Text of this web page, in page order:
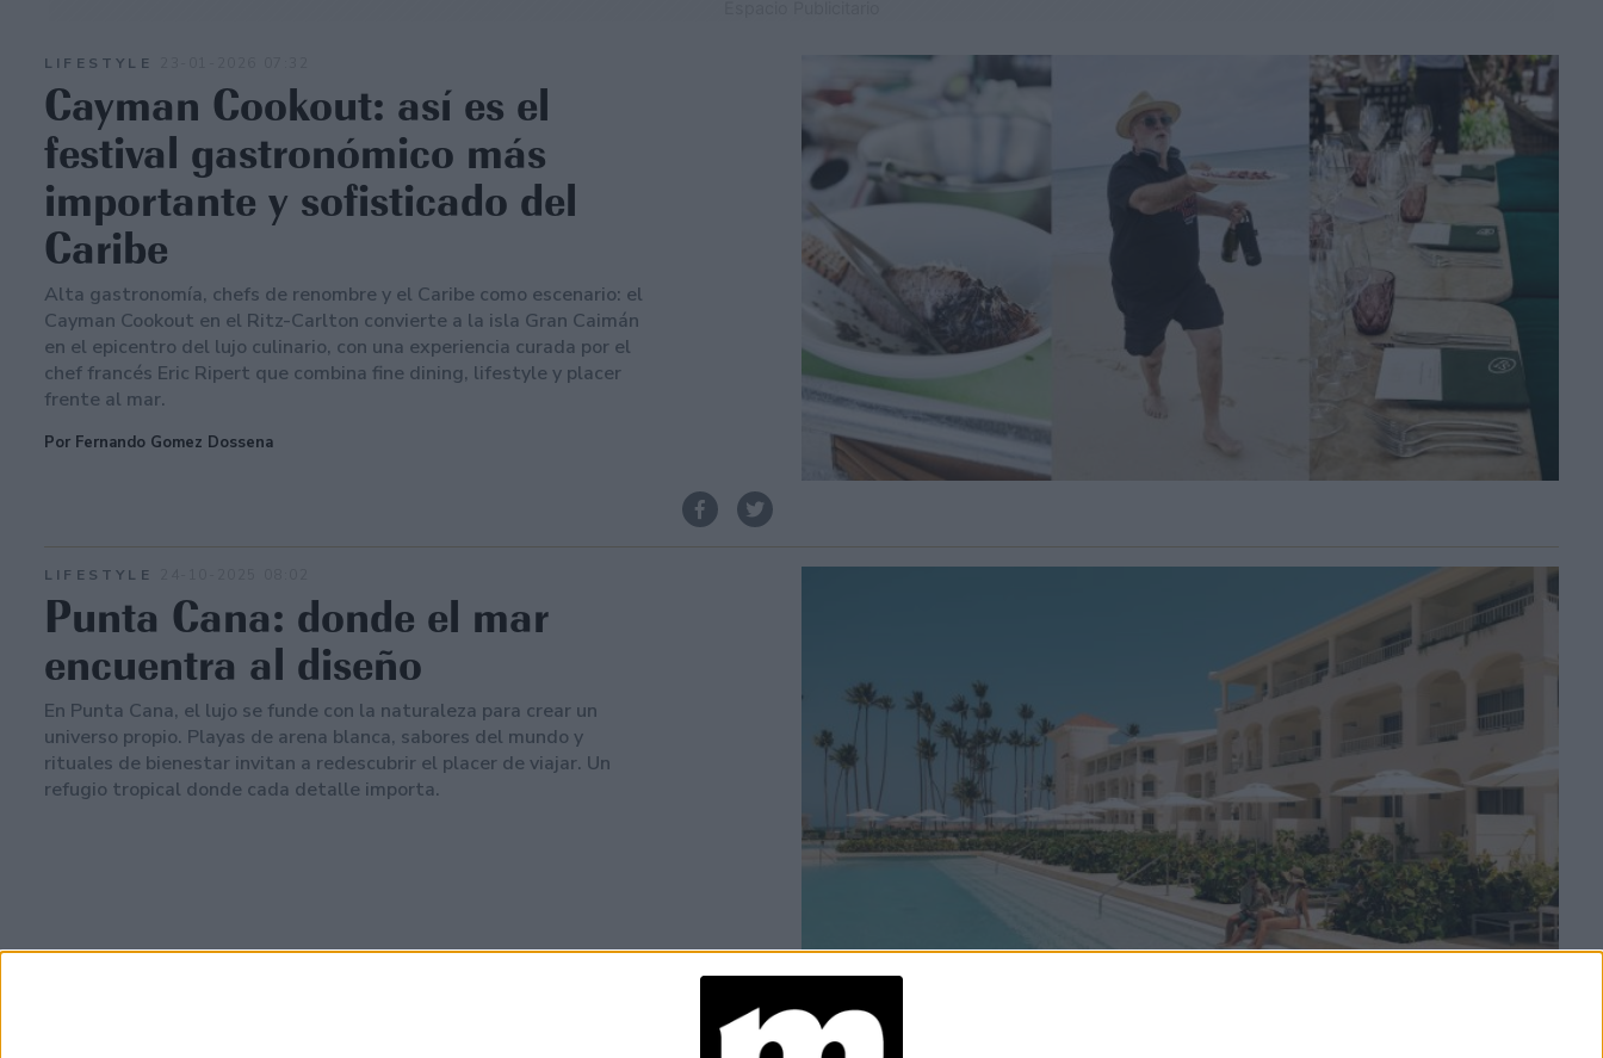
LIFESTYLE
Cayman Cookout: así es el
festival gastronómico más
importante y sofisticado del
Caribe
Alta gastronomía, chefs de renombre y el Caribe como escenario: el
Cayman Cookout en el Ritz-Carlton convierte a la isla Gran Caimán
en el epicentro del lujo culinario, con una experiencia curada por el
chef francés Eric Ripert que combina fine dining, lifestyle y placer
frente al mar.
Por Fernando Gomez Dossena
LIFESTYLE
Punta Cana: donde el mar
encuentra al diseño
En Punta Cana, el lujo se funde con la naturaleza para crear un
universo propio. Playas de arena blanca, sabores del mundo y
rituales de bienestar invitan a redescubrir el placer de viajar. Un
refugio tropical donde cada detalle importa.